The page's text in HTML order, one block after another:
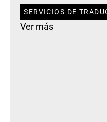
SERVICIOS DE
Ver más